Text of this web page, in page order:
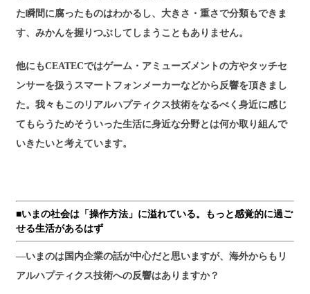
た瞬間に腐ったものはわかるし、大きさ・重さで分類もできま
す、みかんを握りつぶしてしまうこともありません。
他にもCEATECではゲーム・アミューズメントの方やタッチセ
ンサーを扱うスマートフォンメーカーなどから反響を頂きまし
た。我々もこのリアルハプティクス技術をなるべく身近に感じ
てもらうためそういった生活に身近な分野とは何か取り組んで
いきたいと考えています。
■いまの社会は「操作方法」に溢れている。もっと感覚的に過ご
せる生活があるはず
―いまのは国内企業の話が中心だと思いますが、海外からもリ
アルハプティクス技術への反響はありますか？